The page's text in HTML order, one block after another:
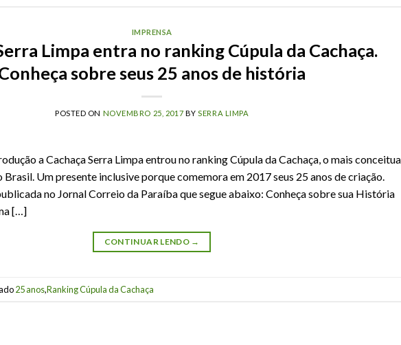
IMPRENSA
Limpa entra no ranking Cúpula da Cachaça.
sobre seus 25 anos de história
POSTED ON NOVEMBRO 25, 2017 BYSERRA LIMPA
a Cachaça Serra Limpa entrou no ranking Cúpula da Cachaça, o mais
Brasil. Um presente inclusive porque comemora em 2017 seus 25 anos de criação.
no Jornal Correio da Paraíba que segue abaixo: Conheça sobre sua História
[…]
CONTINUAR LENDO →
25 anos,Ranking Cúpula da Cachaça